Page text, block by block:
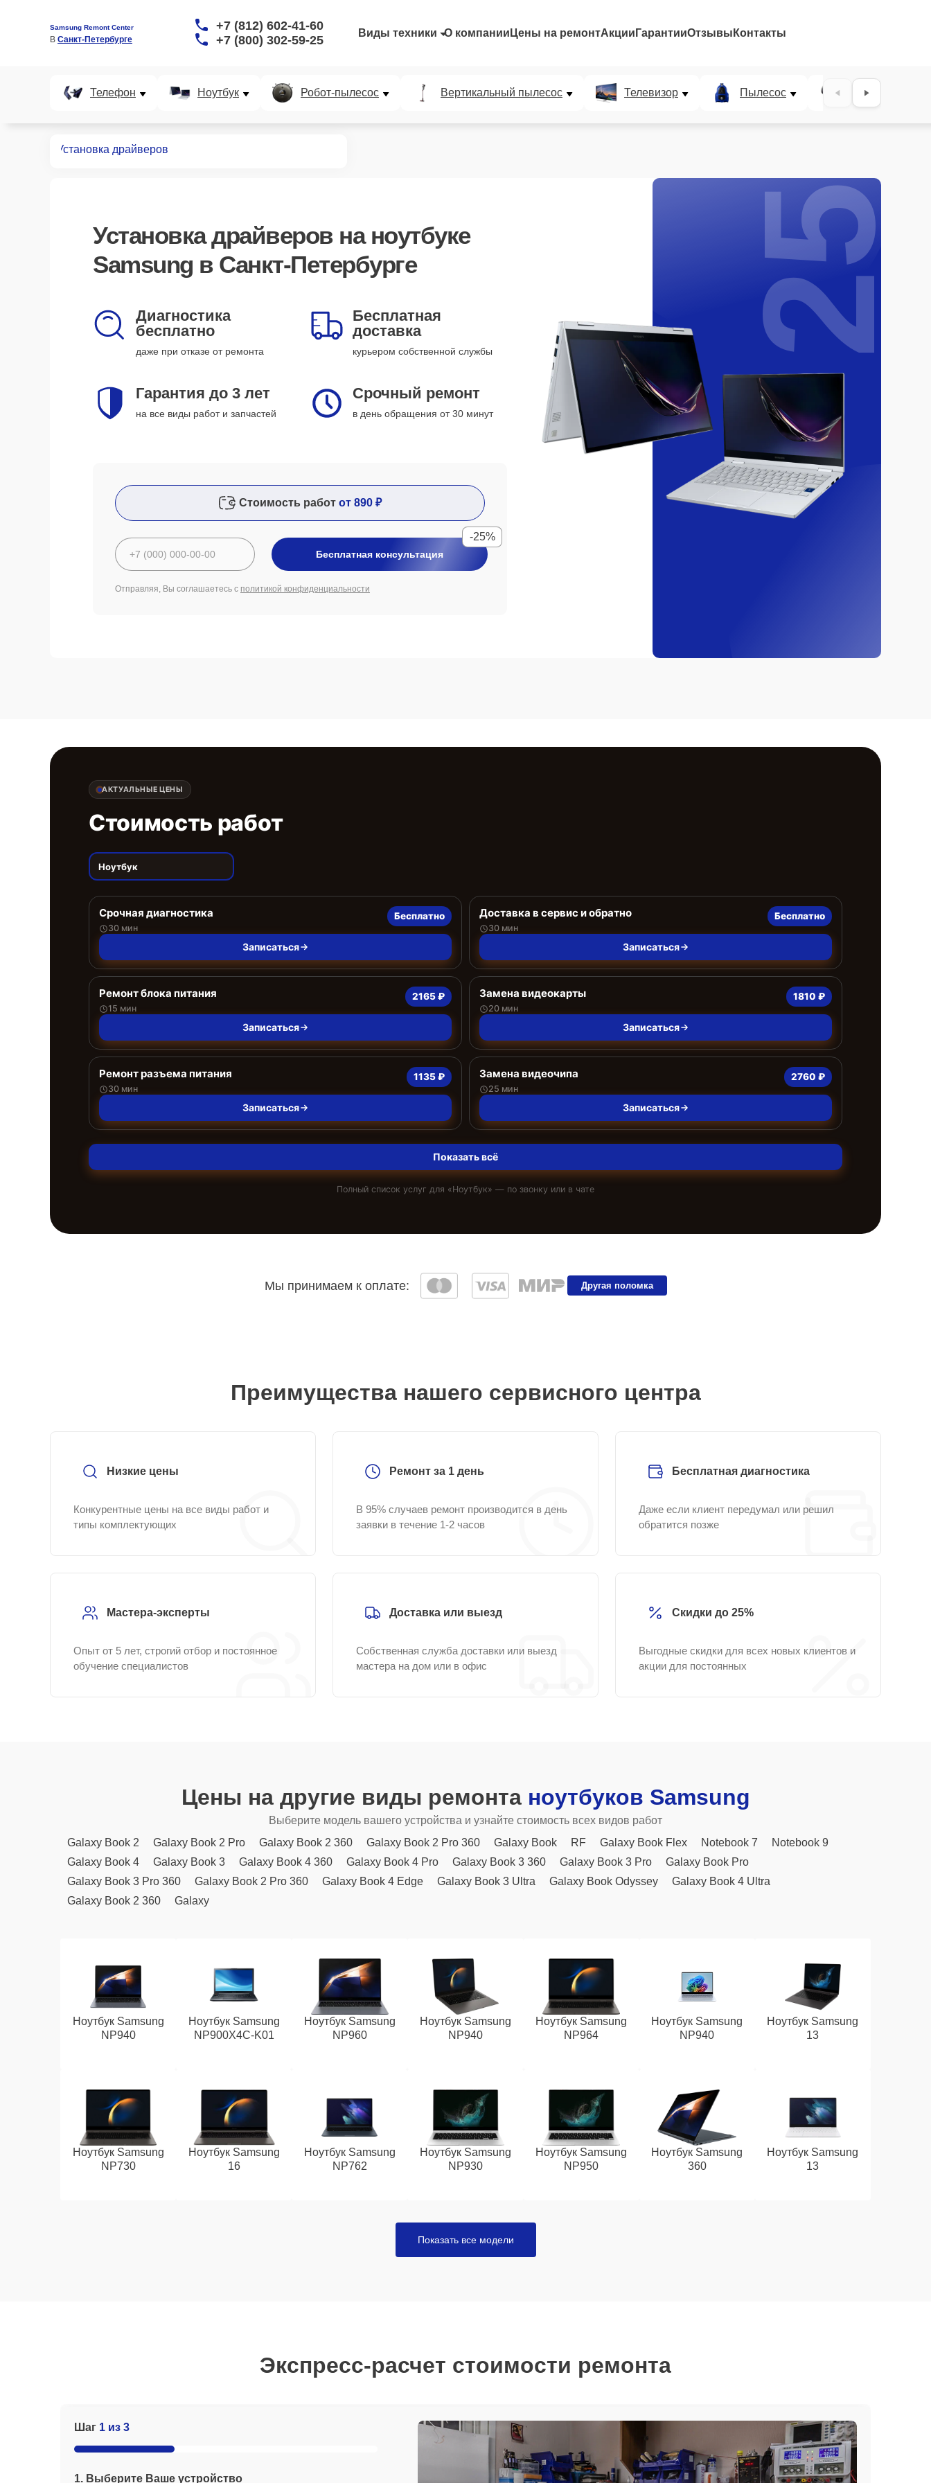
Samsung Remont Center
В Санкт-Петербурге
+7 (812) 602-41-60
+7 (800) 302-59-25
Виды техники О компании Цены на ремонтАкции ГарантииОтзывы Контакты
Телефон Ноутбук Робот-пылесос Вертикальный пылесос Телевизор Пылесос Проектор
Установка драйверов
Установка драйверовна ноутбуке
Samsung в Санкт-Петербурге
Диагностика
бесплатно
даже при отказе от ремонта
Бесплатная
доставка
курьером собственной службы
Гарантия до 3 лет
на все виды работ и запчастей
Срочный ремонт
в день обращения от 30 минут
Стоимость работ от 890 ₽
Бесплатная консультация
-25%
Отправляя, Вы соглашаетесь с политикой конфиденциальности
25%
АКТУАЛЬНЫЕ ЦЕНЫ
Стоимость работ
Ноутбук
Срочная диагностика
30 мин
Бесплатно
Записаться
Доставка в сервис и обратно
30 мин
Бесплатно
Записаться
Ремонт блока питания
15 мин
2165 ₽
Записаться
Замена видеокарты
20 мин
1810 ₽
Записаться
Ремонт разъема питания
30 мин
1135 ₽
Записаться
Замена видеочипа
25 мин
2760 ₽
Записаться
Показать всё
Полный список услуг для «Ноутбук» — по звонку или в чате
Мы принимаем к оплате: Другая поломка
Преимущества нашего сервисного центра
Низкие цены
Конкурентные цены на все виды работ и
типы комплектующих
Ремонт за 1 день
В 95% случаев ремонт производится в день
заявки в течение 1-2 часов
Бесплатная диагностика
Даже если клиент передумал или решил
обратится позже
Мастера-эксперты
Опыт от 5 лет, строгий отбор и постоянное
обучение специалистов
Доставка или выезд
Собственная служба доставки или выезд
мастера на дом или в офис
Скидки до 25%
Выгодные скидки для всех новых клиентов и
акции для постоянных
Цены на другие виды ремонта ноутбуков Samsung
Выберите модель вашего устройства и узнайте стоимость всех видов работ
Galaxy Book 2
Galaxy Book 2 Pro Galaxy Book 2 360 Galaxy Book 2 Pro 360 Galaxy Book RF Galaxy Book Flex Notebook 7
Notebook 9
Galaxy Book 4
Galaxy Book 3 Galaxy Book 4 360 Galaxy Book 4 Pro Galaxy Book 3 360 Galaxy Book 3 Pro
Galaxy Book Pro
Galaxy Book 3 Pro 360
Galaxy Book 2 Pro 360 Galaxy Book 4 Edge Galaxy Book 3 Ultra Galaxy Book Odyssey
Galaxy Book 4 Ultra
Galaxy Book 2 360
Galaxy
Ноутбук Samsung
NP940
Ноутбук Samsung
NP900X4C-K01
Ноутбук Samsung
NP960
Ноутбук Samsung
NP940
Ноутбук Samsung
NP964
Ноутбук Samsung
NP940
Ноутбук Samsung
13
Ноутбук Samsung
NP730
Ноутбук Samsung
16
Ноутбук Samsung
NP762
Ноутбук Samsung
NP930
Ноутбук Samsung
NP950
Ноутбук Samsung
360
Ноутбук Samsung
13
Показать все модели
Экспресс-расчет стоимости ремонта
Шаг 1 из 3
1. Выберите Ваше устройство